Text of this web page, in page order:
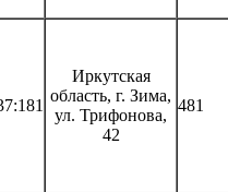
Иркутская
область, г. Зима,
ул. Трифонова,
42
481